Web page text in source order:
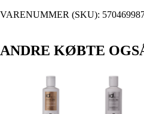
VARENUMMER (SKU):
ANDRE KØBTE